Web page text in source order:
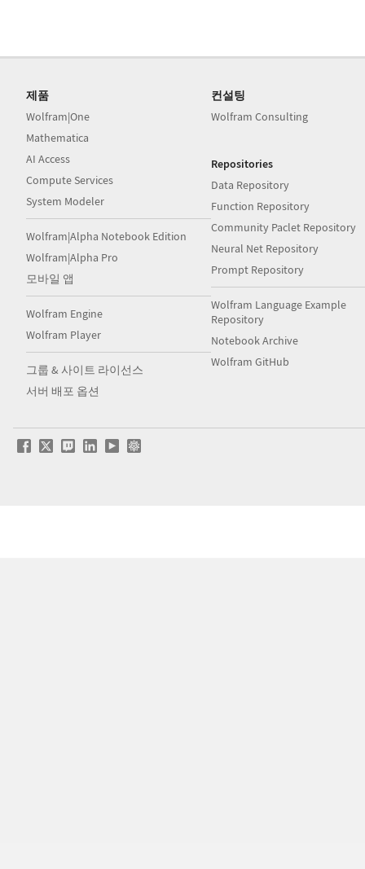
제품
Wolfram|One
Mathematica
AI Access
Compute Services
System Modeler
Wolfram|Alpha Notebook Edition
Wolfram|Alpha Pro
모바일 앱
Wolfram Engine
Wolfram Player
그룹 & 사이트 라이선스
서버 배포 옵션
컨설팅
Wolfram Consulting
Repositories
Data Repository
Function Repository
Community Paclet Repository
Neural Net Repository
Prompt Repository
Wolfram Language Example
Repository
Notebook Archive
Wolfram GitHub